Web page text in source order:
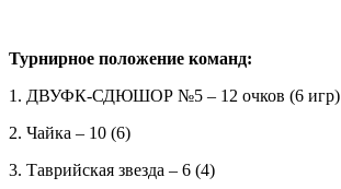
Турнирное положение команд:
1. ДВУФК-СДЮШОР №5 – 12 очков (6 игр)
2. Чайка – 10 (6)
3. Таврийская звезда – 6 (4)